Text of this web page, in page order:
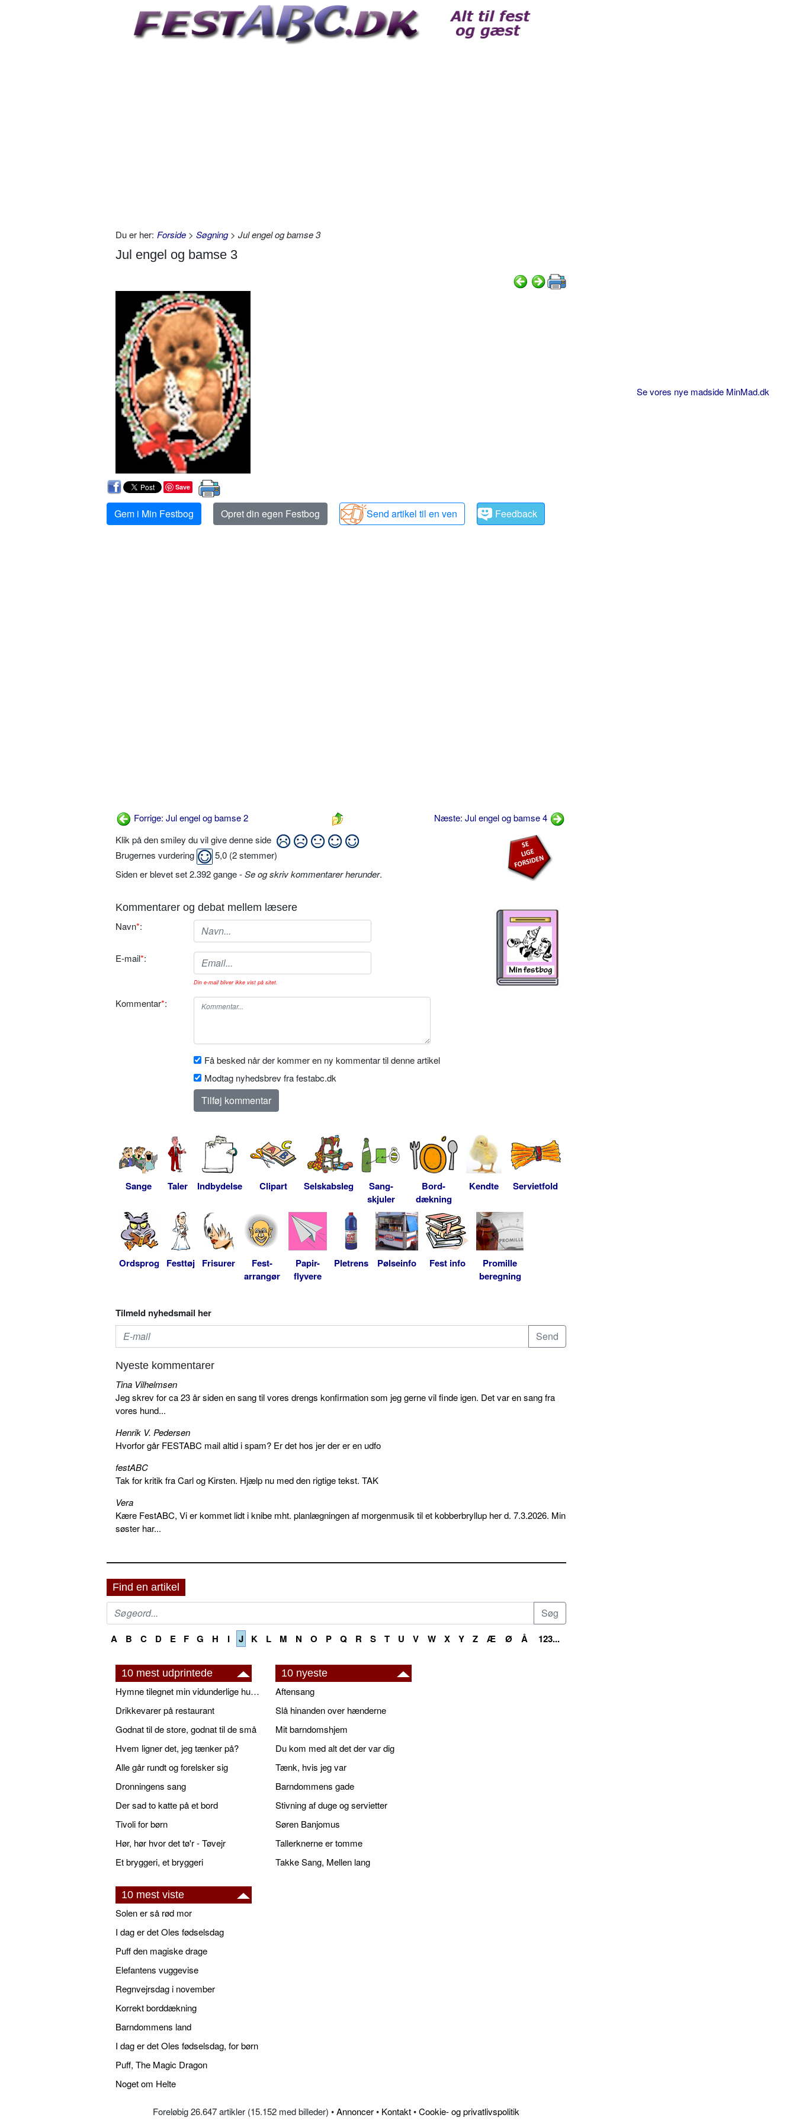
Du er her: Forside > Søgning> Jul engel og bamse 3
Jul engel og bamse 3
Save
Gem i Min Festbog Opret din egen Festbog Send artikel til en ven Feedback
Forrige: Jul engel og bamse 2
Næste: Jul engel og bamse 4
Klik på den smiley du vil give denne side
Brugernes vurdering
5,0 (2stemmer)
Siden er blevet set 2.392 gange -Se og skriv kommentarer herunder.
Kommentarer og debat mellem læsere
Navn*:
E-mail*:
Din e-mail bliver ikke vist på sitet.
Kommentar*:
Få besked når der kommer en ny kommentar til denne artikel
Modtag nyhedsbrev fra festabc.dk
Sange Taler Indbydelse Clipart Selskabsleg
Sang-
skjuler
Bord-
dækning
Kendte Servietfold
Ordsprog Festtøj Frisurer
Fest-
arrangør
Papir-
flyvere
Pletrens Pølseinfo Fest info
Promille
beregning
Tilmeld nyhedsmail her
Nyeste kommentarer
Tina Vilhelmsen
Jeg skrev for ca 23 år siden en sang til vores drengs konfirmation som jeg gerne vil finde igen. Det var en sang fra
vores hund...
Henrik V. Pedersen
Hvorfor går FESTABC mail altid i spam? Er det hos jer der er en udfo
festABC
Tak for kritik fra Carl og Kirsten. Hjælp nu med den rigtige tekst. TAK
Vera
Kære FestABC, Vi er kommet lidt i knibe mht. planlægningen af morgenmusik til et kobberbryllup her d. 7.3.2026. Min
søster har...
Find en artikel
A B C D E F G H I J K L M N O P Q R S T U V W X Y Z Æ Ø Å 123...
10 mest udprintede
Hymne tilegnet min vidunderlige husbond
Drikkevarer på restaurant
Godnat til de store, godnat til de små
Hvem ligner det, jeg tænker på?
Alle går rundt og forelsker sig
Dronningens sang
Der sad to katte på et bord
Tivoli for børn
Hør, hør hvor det tø'r - Tøvejr
Et bryggeri, et bryggeri
10 nyeste
Aftensang
Slå hinanden over hænderne
Mit barndomshjem
Du kom med alt det der var dig
Tænk, hvis jeg var
Barndommens gade
Stivning af duge og servietter
Søren Banjomus
Tallerknerne er tomme
Takke Sang, Mellen lang
10 mest viste
Solen er så rød mor
I dag er det Oles fødselsdag
Puff den magiske drage
Elefantens vuggevise
Regnvejrsdag i november
Korrekt borddækning
Barndommens land
I dag er det Oles fødselsdag, for børn
Puff, The Magic Dragon
Noget om Helte
Foreløbig 26.647 artikler (15.152 med billeder) •Annoncer• Kontakt•Cookie- og privatlivspolitik
Se vores nye madside MinMad.dk